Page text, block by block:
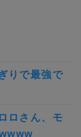
りで最強で
ロさん、モ